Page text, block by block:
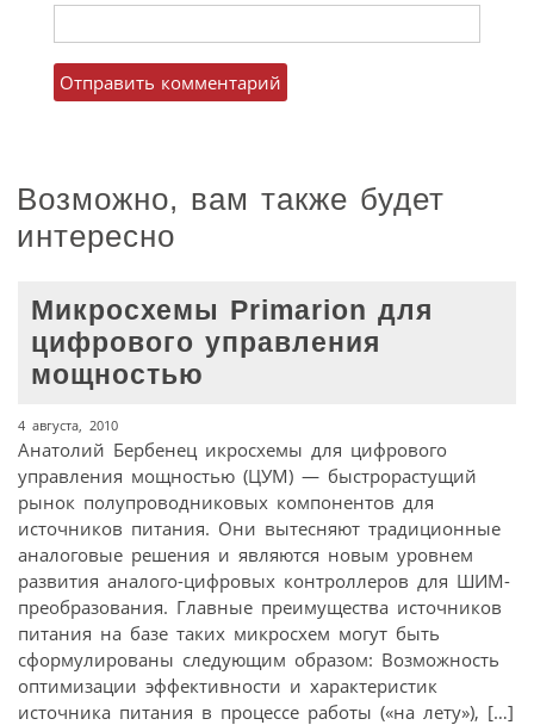
Возможно, вам также будет
интересно
Микросхемы Primarion для
цифрового управления
мощностью
4 августа, 2010
Анатолий Бербенец икросхемы для цифрового
управления мощностью (ЦУМ) — быстрорастущий
рынок полупроводниковых компонентов для
источников питания. Они вытесняют традиционные
аналоговые решения и являются новым уровнем
развития аналого-цифровых контроллеров для ШИМ-
преобразования. Главные преимущества источников
питания на базе таких микросхем могут быть
сформулированы следующим образом: Возможность
оптимизации эффективности и характеристик
источника питания в процессе работы («на лету»), […]